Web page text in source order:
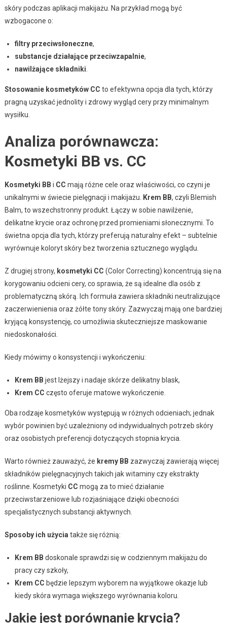
skóry podczas aplikacji makijażu. Na przykład mogą być
wzbogacone o:
filtry przeciwsłoneczne,
substancje działające przeciwzapalnie,
nawilżające składniki
Stosowanie kosmetyków CC to efektywna opcja dla tych, którzy
pragną uzyskać jednolity i zdrowy wygląd cery przy minimalnym
wysiłku.
Analiza porównawcza:
Kosmetyki BB vs. CC
Kosmetyki BB i CC mają różne cele oraz właściwości, co czyni je
unikalnymi w świecie pielęgnacji i makijażu.
Krem BB, czyli Blemish
Balm, to wszechstronny produkt. Łączy w sobie nawilżenie,
delikatne krycie oraz ochronę przed promieniami słonecznymi. To
świetna opcja dla tych, którzy preferują naturalny efekt – subtelnie
wyrównuje koloryt skóry bez tworzenia sztucznego wyglądu.
Z drugiej strony, kosmetyki CC (Color Correcting) koncentrują się na
korygowaniu odcieni cery, co sprawia, że są idealne dla osób z
problematyczną skórą. Ich formuła zawiera składniki neutralizujące
zaczerwienienia oraz żółte tony skóry. Zazwyczaj mają one bardziej
kryjącą konsystencję, co umożliwia skuteczniejsze maskowanie
niedoskonałości.
Kiedy mówimy o konsystencji i wykończeniu:
Krem BB jest lżejszy i nadaje skórze delikatny blask,
Krem CC często oferuje matowe wykończenie.
Oba rodzaje kosmetyków występują w różnych odcieniach; jednak
wybór powinien być uzależniony od indywidualnych potrzeb skóry
oraz osobistych preferencji dotyczących stopnia krycia.
Warto również zauważyć, że kremy BB zazwyczaj zawierają więcej
składników pielęgnacyjnych takich jak witaminy czy ekstrakty
roślinne. Kosmetyki CC mogą za to mieć działanie
przeciwstarzeniowe lub rozjaśniające dzięki obecności
specjalistycznych substancji aktywnych.
Sposoby ich użycia także się różnią:
Krem BB doskonale sprawdzi się w codziennym makijażu do
pracy czy szkoły,
Krem CC będzie lepszym wyborem na wyjątkowe okazje lub
kiedy skóra wymaga większego wyrównania koloru.
Jakie jest porównanie krycia?